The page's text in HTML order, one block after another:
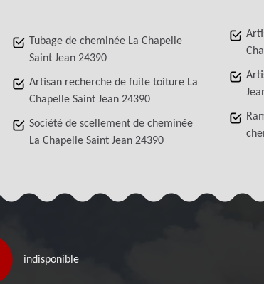
Tubage de cheminée La Chapelle
Saint Jean 24390
Artisan recherche de fuite toiture La
Chapelle Saint Jean 24390
Société de scellement de cheminée
La Chapelle Saint Jean 24390
indisponible